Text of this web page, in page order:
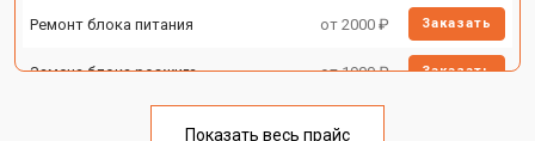
Ремонт блока питания от 2000 ₽ Заказать
Замена блока розжига от 1900 ₽ Заказать
Показать весь прайс